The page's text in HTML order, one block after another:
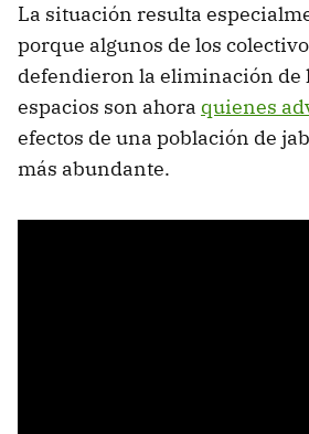
La situación resulta
porque algunos de los
defendieron la eliminación de
espacios son ahora quienes
efectos de una población de
más abundante.